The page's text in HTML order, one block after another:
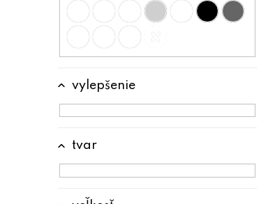
tvar
vylepšenie